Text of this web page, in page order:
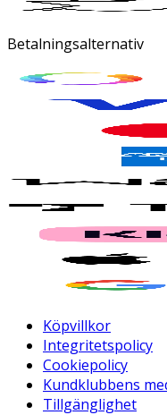
Betalningsalternativ
Köpvillkor
Integritetspolicy
Cookiepolicy
Kundklubbens
Tillgänglighet